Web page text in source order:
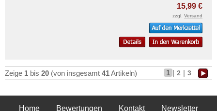
15,99 €
zzgl. Versand
Zeige 1 bis 20 (von insgesamt 41Artikeln) 1 | 2 | 3
Home Bewertungen Kontakt Newsletter